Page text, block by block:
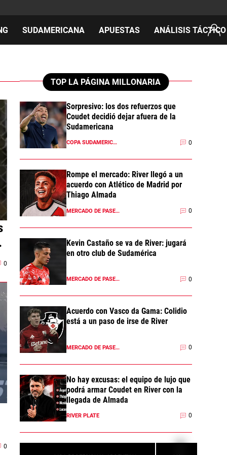
SUDAMERICANA APUESTAS ANÁLISIS TÁCTICO
del día
0
0
TOP LA PÁGINA MILLONARIA
Sorpresivo: los dos refuerzos que
Coudet decidió dejar afuera de la
Sudamericana
COPA SUDAMERICANA 2026 0
Rompe el mercado: River llegó a un
acuerdo con Atlético de Madrid por
Thiago Almada
MERCADO DE PASES 2026 0
Kevin Castaño se va de River: jugará
en otro club de Sudamérica
MERCADO DE PASES 2026 0
Acuerdo con Vasco da Gama: Colidio
está a un paso de irse de River
MERCADO DE PASES 2026 0
No hay excusas: el equipo de lujo que
podrá armar Coudet en River con la
llegada de Almada
RIVER PLATE 0